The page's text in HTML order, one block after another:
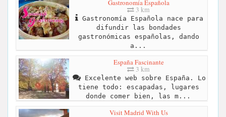
Gastronomía Española
3 km
Gastronomía Española nace para
difundir las bondades
gastronómicas españolas, dando
a...
España Fascinante
3 km
Excelente web sobre España. Lo
tiene todo: escapadas, lugares
donde comer bien, las m...
Visit Madrid With Us